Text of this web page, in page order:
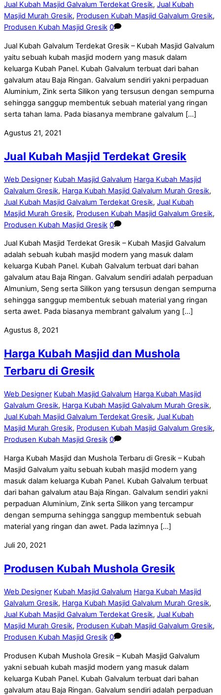
Jual Kubah Masjid Galvalum Terdekat Gresik, Jual Kubah
Masjid Murah Gresik, Produsen Kubah Masjid Galvalum Gresik,
Produsen Kubah Masjid Gresik 0
Jual Kubah Galvalum Terdekat Gresik – Kubah Masjid Galvalum
yaitu sebuah kubah masjid modern yang masuk dalam
keluarga Kubah Panel. Kubah Galvalum terbuat dari bahan
galvalum atau Baja Ringan. Galvalum sendiri yakni perpaduan
Aluminium, Zink serta Silikon yang tersusun dengan sempurna
sehingga sanggup membentuk sebuah material yang ringan
serta tahan lama. Pada biasanya membrane galvalum […]
Agustus 21, 2021
Jual Kubah Masjid Terdekat Gresik
Web Designer Kubah Masjid Galvalum Harga Kubah Masjid
Galvalum Gresik, Harga Kubah Masjid Galvalum Murah Gresik,
Jual Kubah Masjid Galvalum Terdekat Gresik, Jual Kubah
Masjid Murah Gresik, Produsen Kubah Masjid Galvalum Gresik,
Produsen Kubah Masjid Gresik 0
Jual Kubah Masjid Terdekat Gresik – Kubah Masjid Galvalum
adalah sebuah kubah masjid modern yang masuk dalam
keluarga Kubah Panel. Kubah Galvalum terbuat dari bahan
galvalum atau Baja Ringan. Galvalum sendiri adalah perpaduan
Almunium, Seng serta Silikon yang tersusun dengan sempurna
sehingga sanggup membentuk sebuah material yang ringan
serta awet. Pada biasanya membrant galvalum yang […]
Agustus 8, 2021
Harga Kubah Masjid dan Mushola
Terbaru di Gresik
Web Designer Kubah Masjid Galvalum Harga Kubah Masjid
Galvalum Gresik, Harga Kubah Masjid Galvalum Murah Gresik,
Jual Kubah Masjid Galvalum Terdekat Gresik, Jual Kubah
Masjid Murah Gresik, Produsen Kubah Masjid Galvalum Gresik,
Produsen Kubah Masjid Gresik 0
Harga Kubah Masjid dan Mushola Terbaru di Gresik – Kubah
Masjid Galvalum yaitu sebuah kubah masjid modern yang
masuk dalam keluarga Kubah Panel. Kubah Galvalum terbuat
dari bahan galvalum atau Baja Ringan. Galvalum sendiri yakni
perpaduan Aluminium, Zink serta Silikon yang tercampur
dengan sempurna sehingga sanggup membentuk sebuah
material yang ringan dan awet. Pada lazimnya […]
Juli 20, 2021
Produsen Kubah Mushola Gresik
Web Designer Kubah Masjid Galvalum Harga Kubah Masjid
Galvalum Gresik, Harga Kubah Masjid Galvalum Murah Gresik,
Jual Kubah Masjid Galvalum Terdekat Gresik, Jual Kubah
Masjid Murah Gresik, Produsen Kubah Masjid Galvalum Gresik,
Produsen Kubah Masjid Gresik 0
Produsen Kubah Mushola Gresik – Kubah Masjid Galvalum
yakni sebuah kubah masjid modern yang masuk dalam
keluarga Kubah Panel. Kubah Galvalum terbuat dari bahan
galvalum atau Baja Ringan. Galvalum sendiri adalah perpaduan